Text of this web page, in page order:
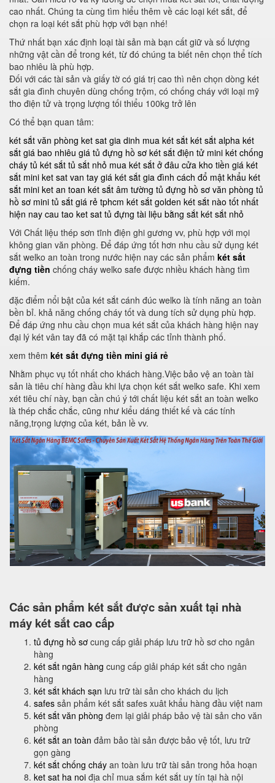
cao nhất. Chúng ta cùng tìm hiểu thêm về các loại két sắt, để
chọn ra loại két sắt phù hợp với bạn nhé!
Thứ nhất bạn xác định loại tài sản mà bạn cất giữ và số lượng
những vật cần để trong két, từ đó chúng ta biết nên chọn thể tích
bao nhiêu là phù hợp.
Đối với các tài sản và giấy tờ có giá trị cao thì nên chọn dòng két
sắt gia đình chuyên dùng chống trộm, có chống cháy với loại mỹ
tho điện tử và trọng lượng tối thiểu 100kg trở lên
Có thể bạn quan tâm:
két sắt văn phòng ket sat gia dinh mua két sắt két sắt alpha két
sắt giá bao nhiêu giá tủ đựng hồ sơ két sắt điện tử mini két chống
cháy tủ két sắt tủ sắt nhỏ mua két sắt ở đâu cửa kho tiền giá két
sắt mini ket sat van tay giá két sắt gia đình cách đổ mật khẩu két
sắt mini ket an toan két sắt âm tường tủ đựng hồ sơ văn phòng tủ
hồ sơ mini tủ sắt giá rẻ tphcm két sắt golden két sắt nào tốt nhất
hiện nay cau tao ket sat tủ đựng tài liệu bằng sắt két sắt nhỏ
Với Chất liệu thép sơn tĩnh điện ghi gương vv, phù hợp với mọi
không gian văn phòng. Để đáp ứng tốt hơn nhu cầu sử dụng két
sắt welko an toàn trong nước hiện nay các sản phẩm két sắt
đựng tiền chống cháy welko safe được nhiều khách hàng tìm
kiếm.
đặc điểm nổi bật của két sắt cánh đúc welko là tính năng an toàn
bền bỉ. khả năng chống cháy tốt và dung tích sử dụng phù hợp.
Để đáp ứng nhu cầu chọn mua két sắt của khách hàng hiện nay
đại lý két vân tay đã có mặt tại khắp các tỉnh thành phố.
xem thêm két sắt đựng tiền mini giá rẻ
Nhằm phục vụ tốt nhất cho khách hàng.Việc bảo vệ an toàn tài
sản là tiêu chí hàng đầu khi lựa chọn két sắt welko safe. Khi xem
xét tiêu chí này, bạn cần chú ý tới chất liệu két sắt an toàn welko
là thép chắc chắc, cũng như kiểu dáng thiết kế và các tính
năng,trọng lượng của két, bản lề vv.
Các sản phẩm két sắt được sản xuất tại nhà
máy két sắt cao cấp
tủ đựng hồ sơ cung cấp giải pháp lưu trữ hồ sơ cho ngân
hàng
két sắt ngân hàng cung cấp giải pháp két sắt cho ngân
hàng
két sắt khách sạn lưu trữ tài sản cho khách du lịch
safes sản phẩm két sắt safes xuât khẩu hàng đầu việt nam
két sắt văn phòng đem lại giải pháp bảo vệ tài sản cho văn
phòng
két sắt an toàn đảm bảo tài sản được bảo vệ tốt, lưu trữ
gọn gàng
két sắt chống cháy an toàn lưu trữ tài sản trong hỏa hoạn
ket sat ha noi địa chỉ mua sắm két sắt uy tín tại hà nội